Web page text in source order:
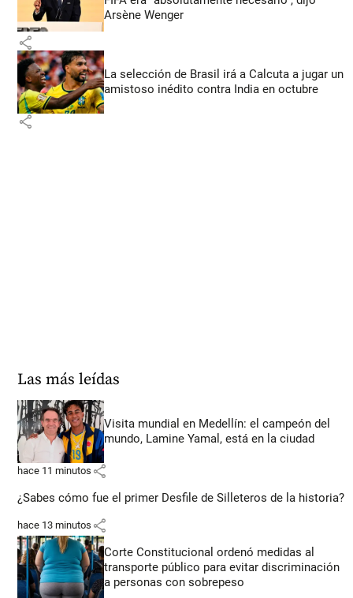
Arsène Wenger
share
La selección de Brasil irá a Calcuta a jugar un
amistoso inédito contra India en octubre
share
Las más leídas
Visita mundial en Medellín: el campeón del
mundo, Lamine Yamal, está en la ciudad
hace 11 minutos share
¿Sabes cómo fue el primer Desfile de Silleteros de la historia?
hace 13 minutos share
Corte Constitucional ordenó medidas al
transporte público para evitar discriminación
a personas con sobrepeso